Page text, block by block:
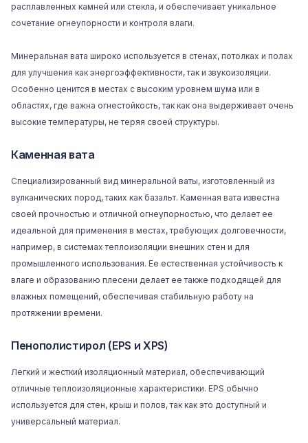
расплавленных камней или стекла, и обеспечивает уникальное
сочетание огнеупорности и контроля влаги.
Минеральная вата широко используется в стенах, потолках и полах
для улучшения как энергоэффективности, так и звукоизоляции.
Особенно ценится в местах с высоким уровнем шума или в
областях, где важна огнестойкость, так как она выдерживает очень
высокие температуры, не теряя своей структуры.
Каменная вата
Специализированный вид минеральной ваты, изготовленный из
вулканических пород, таких как базальт. Каменная вата известна
своей прочностью и отличной огнеупорностью, что делает ее
идеальной для применения в местах, требующих долговечности,
например, в системах теплоизоляции внешних стен и для
промышленного использования. Ее естественная устойчивость к
влаге и образованию плесени делает ее также подходящей для
влажных помещений, обеспечивая стабильную работу на
протяжении времени.
Пенополистирол (EPS и XPS)
Легкий и жесткий изоляционный материал, обеспечивающий
отличные теплоизоляционные характеристики. EPS обычно
используется для стен, крыш и полов, так как это доступный и
универсальный материал.